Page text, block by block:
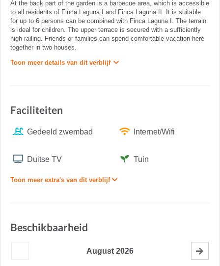
At the back part of the garden is a barbecue area, which is accessible
to all residents of Finca Laguna I and Finca Laguna II. It is suitable
for up to 6 persons can be combined with Finca Laguna I. The terrain
is ideal for children. The upper terrace is secured with a sufficiently
high railing. Friends or families can spend comfortable vacation here
together in two houses.
Toon meer details van dit verblijf
Faciliteiten
Gedeeld zwembad Internet/Wifi
Duitse TV Tuin
Toon meer extra's van dit verblijf
Beschikbaarheid
August 2026